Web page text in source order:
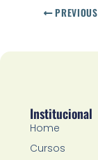
PREVIOUS
Institucional
Home
Cursos